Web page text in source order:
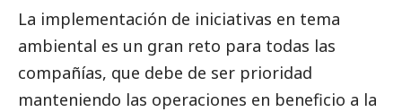
La implementación de iniciativas en tema
ambiental es un gran reto para todas las
compañías, que debe de ser prioridad
manteniendo las operaciones en beneficio a la